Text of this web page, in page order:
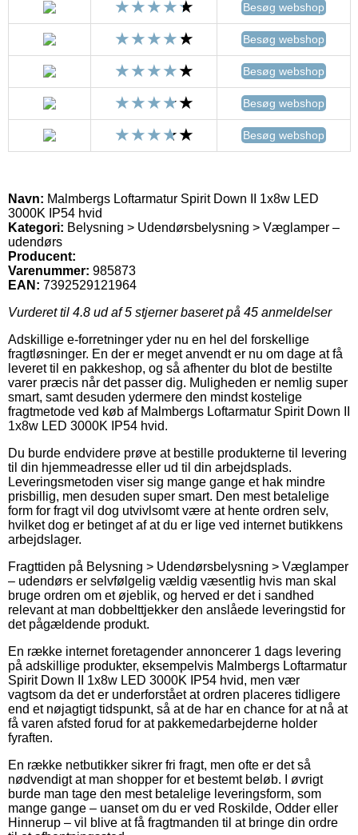
Besøg webshop
Besøg webshop
Besøg webshop
Besøg webshop
Besøg webshop
Navn: Malmbergs Loftarmatur Spirit Down II 1x8w LED
3000K IP54 hvid
Kategori: Belysning > Udendørsbelysning > Væglamper –
udendørs
Producent:
Varenummer: 985873
EAN: 7392529121964
Vurderet til 4.8 ud af 5 stjerner baseret på 45 anmeldelser
Adskillige e-forretninger yder nu en hel del forskellige
fragtløsninger. En der er meget anvendt er nu om dage at få
leveret til en pakkeshop, og så afhenter du blot de bestilte
varer præcis når det passer dig. Muligheden er nemlig super
smart, samt desuden ydermere den mindst kostelige
fragtmetode ved køb af Malmbergs Loftarmatur Spirit Down II
1x8w LED 3000K IP54 hvid.
Du burde endvidere prøve at bestille produkterne til levering
til din hjemmeadresse eller ud til din arbejdsplads.
Leveringsmetoden viser sig mange gange et hak mindre
prisbillig, men desuden super smart. Den mest betalelige
form for fragt vil dog utvivlsomt være at hente ordren selv,
hvilket dog er betinget af at du er lige ved internet butikkens
arbejdslager.
Fragttiden på Belysning > Udendørsbelysning > Væglamper
– udendørs er selvfølgelig vældig væsentlig hvis man skal
bruge ordren om et øjeblik, og herved er det i sandhed
relevant at man dobbelttjekker den anslåede leveringstid for
det pågældende produkt.
En række internet foretagender annoncerer 1 dags levering
på adskillige produkter, eksempelvis Malmbergs Loftarmatur
Spirit Down II 1x8w LED 3000K IP54 hvid, men vær
vagtsom da det er underforstået at ordren placeres tidligere
end et nøjagtigt tidspunkt, så at de har en chance for at nå at
få varen afsted forud for at pakkemedarbejderne holder
fyraften.
En række netbutikker sikrer fri fragt, men ofte er det så
nødvendigt at man shopper for et bestemt beløb. I øvrigt
burde man tage den mest betalelige leveringsform, som
mange gange – uanset om du er ved Roskilde, Odder eller
Hinnerup – vil blive at få fragtmanden til at bringe din ordre